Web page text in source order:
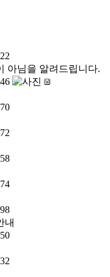
아님을 알려드립니다.
내